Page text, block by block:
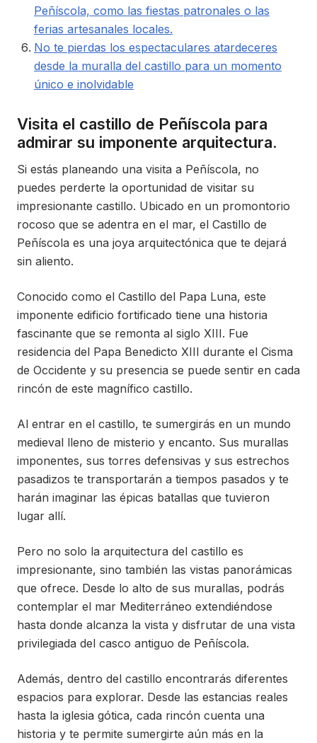
Peñíscola, como las fiestas patronales o las
ferias artesanales locales.
No te pierdas los espectaculares atardeceres
desde la muralla del castillo para un momento
único e inolvidable
Visita el castillo de Peñíscola para
admirar su imponente arquitectura.
Si estás planeando una visita a Peñíscola, no
puedes perderte la oportunidad de visitar su
impresionante castillo. Ubicado en un promontorio
rocoso que se adentra en el mar, el Castillo de
Peñíscola es una joya arquitectónica que te dejará
sin aliento.
Conocido como el Castillo del Papa Luna, este
imponente edificio fortificado tiene una historia
fascinante que se remonta al siglo XIII. Fue
residencia del Papa Benedicto XIII durante el Cisma
de Occidente y su presencia se puede sentir en cada
rincón de este magnífico castillo.
Al entrar en el castillo, te sumergirás en un mundo
medieval lleno de misterio y encanto. Sus murallas
imponentes, sus torres defensivas y sus estrechos
pasadizos te transportarán a tiempos pasados y te
harán imaginar las épicas batallas que tuvieron
lugar allí.
Pero no solo la arquitectura del castillo es
impresionante, sino también las vistas panorámicas
que ofrece. Desde lo alto de sus murallas, podrás
contemplar el mar Mediterráneo extendiéndose
hasta donde alcanza la vista y disfrutar de una vista
privilegiada del casco antiguo de Peñíscola.
Además, dentro del castillo encontrarás diferentes
espacios para explorar. Desde las estancias reales
hasta la iglesia gótica, cada rincón cuenta una
historia y te permite sumergirte aún más en la